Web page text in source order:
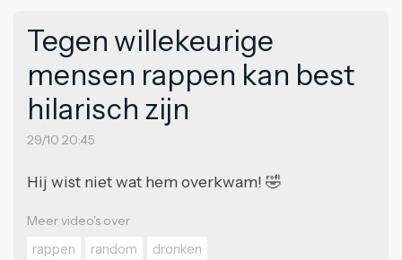
Tegen willekeurige
mensen rappen kan best
hilarisch zijn
29/10 20:45
Hij wist niet wat hem overkwam! 🤣
Meer video's over
rappen
random dronken